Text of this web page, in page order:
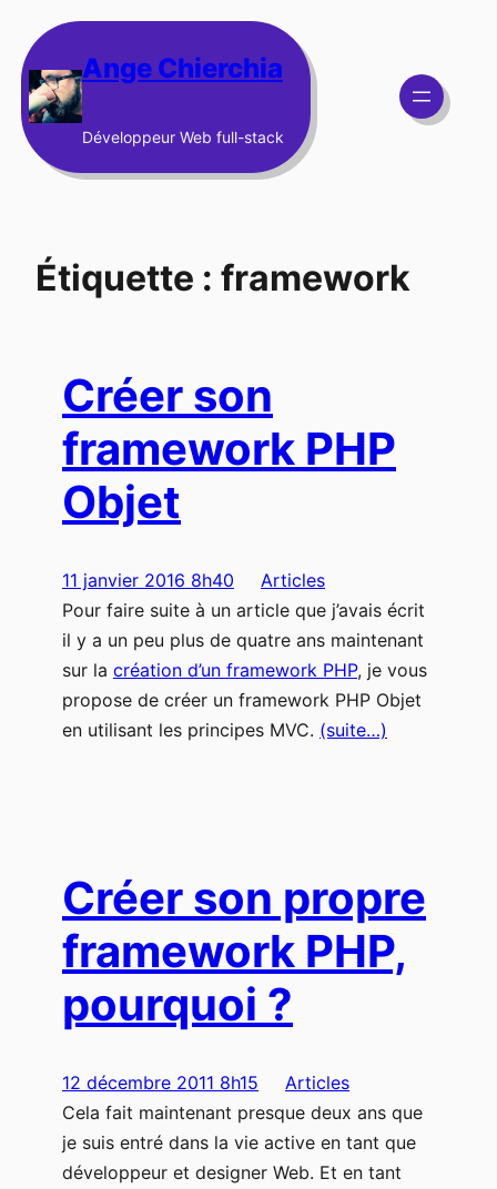
au
contenu Ange Chierchia
Développeur Web full-stack
Étiquette : framework
Créer son
framework PHP
Objet
11 janvier 2016 8h40
Articles
Pour faire suite à un article que j’avais écrit
il y a un peu plus de quatre ans maintenant
sur la création d’un framework PHP, je vous
propose de créer un framework PHP Objet
en utilisant les principes MVC. (suite…)
Créer son propre
framework PHP,
pourquoi ?
12 décembre 2011 8h15
Articles
Cela fait maintenant presque deux ans que
je suis entré dans la vie active en tant que
développeur et designer Web. Et en tant